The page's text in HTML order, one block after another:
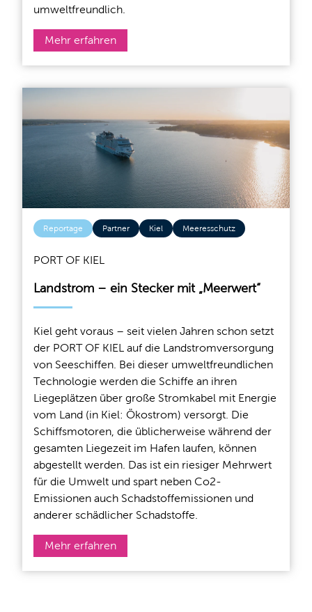
umweltfreundlich.
Mehr erfahren
Reportage Partner Kiel Meeresschutz
PORT OF KIEL
Landstrom – ein Stecker mit „Meerwert“
Kiel geht voraus – seit vielen Jahren schon setzt
der PORT OF KIEL auf die Landstromversorgung
von Seeschiffen. Bei dieser umweltfreundlichen
Technologie werden die Schiffe an ihren
Liegeplätzen über große Stromkabel mit Energie
vom Land (in Kiel: Ökostrom) versorgt. Die
Schiffsmotoren, die üblicherweise während der
gesamten Liegezeit im Hafen laufen, können
abgestellt werden. Das ist ein riesiger Mehrwert
für die Umwelt und spart neben Co2-
Emissionen auch Schadstoffemissionen und
anderer schädlicher Schadstoffe.
Mehr erfahren